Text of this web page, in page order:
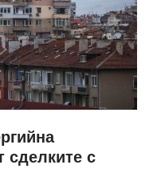
сделките с